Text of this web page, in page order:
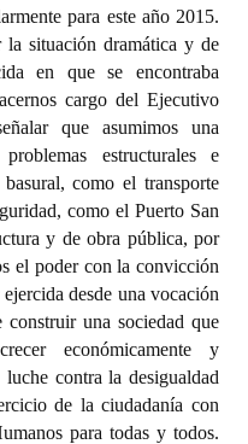
para este año 2015.
situación dramática y de
en que se encontraba
cargo del Ejecutivo
que asumimos una
estructurales e
como el transporte
como el Puerto San
y de obra pública, por
el poder con la convicción
desde una vocación
una sociedad que
económicamente y
contra la desigualdad
de la ciudadanía con
para todas y todos.